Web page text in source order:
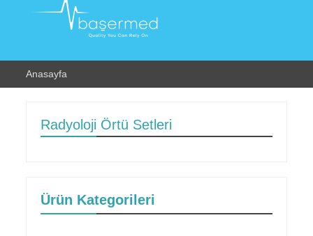
Anasayfa
Radyoloji Örtü Setleri
Ürün Kategorileri